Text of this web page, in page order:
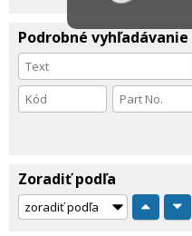
Podrobné vyhľadávanie
Zoradiť podľa